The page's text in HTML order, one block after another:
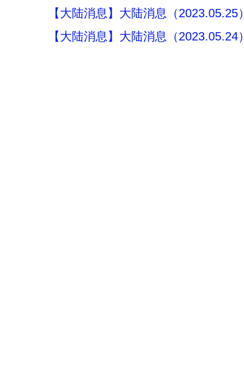
【大陆消息】大陆消息（2023.05.25）
【大陆消息】大陆消息（2023.05.24）